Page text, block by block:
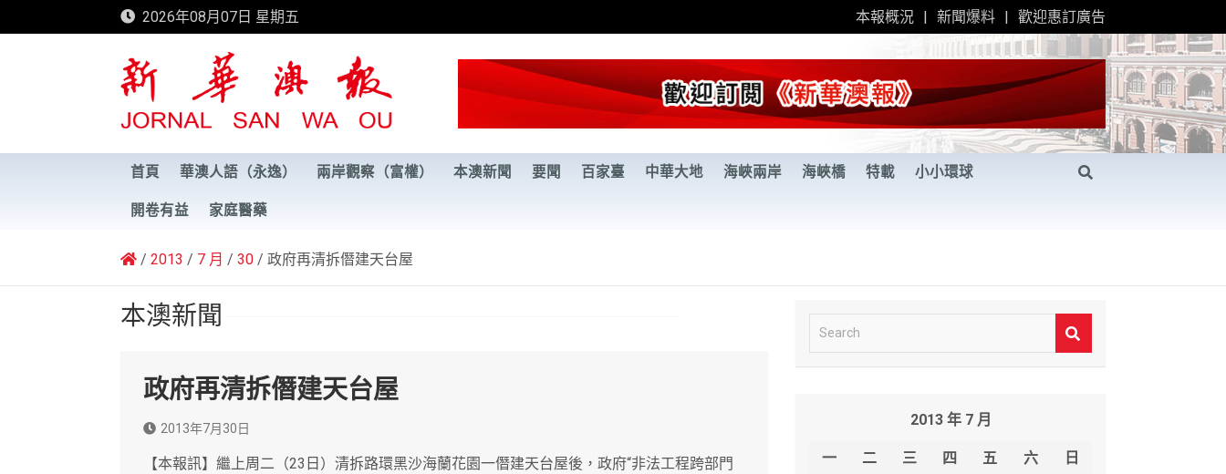
to
2026年08月07日 星期五 本報概況 新聞爆料 歡迎惠訂廣告
新華澳報
首頁 華澳人語（永逸） 兩岸觀察（富權） 本澳新聞 要聞 百家臺 中華大地 海峽兩岸 海峽橋 特載 小小環球
開卷有益 家庭醫藥
2013 7 月 30 政府再清拆僭建天台屋
本澳新聞
政府再清拆僭建天台屋
2013年7月30日
【本報訊】繼上周二（23日）清拆路環黑沙海蘭花園一僭建天台屋後，政府“非法工程跨部門
e
2013 年 7 月
一 二 三 四 五 六
日